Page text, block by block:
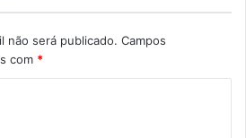
não será publicado. Campos
com *